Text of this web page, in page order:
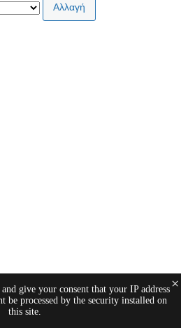
give your consent that your IP address
be processed by the security installed on
this site.
×